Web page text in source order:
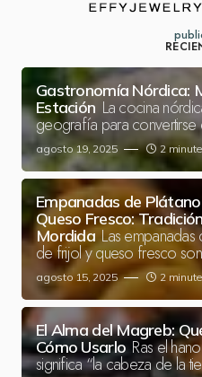
Gastronomía Nórdica:
Estación La cocina
geografía para
agosto 19, 2025 2
Empanadas de
Queso Fresco:
Mordida Las
de frijol y queso fresco
agosto 15, 2025 2
El Alma del Magreb:
Cómo Usarlo Ras el
significa “la cabeza de la